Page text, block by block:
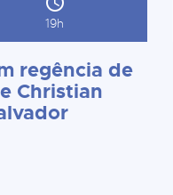
19h
regência de
Christian